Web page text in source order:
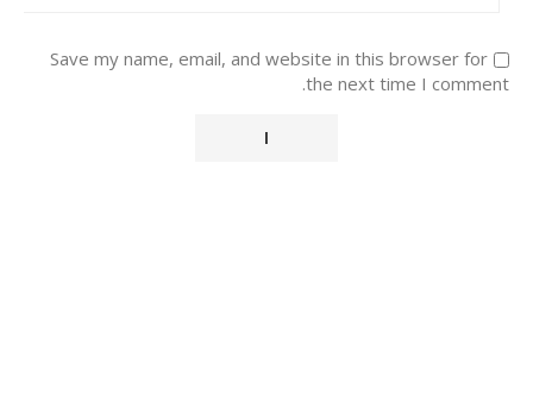
Save my name, email, and website in this browser for
the next time I comment.